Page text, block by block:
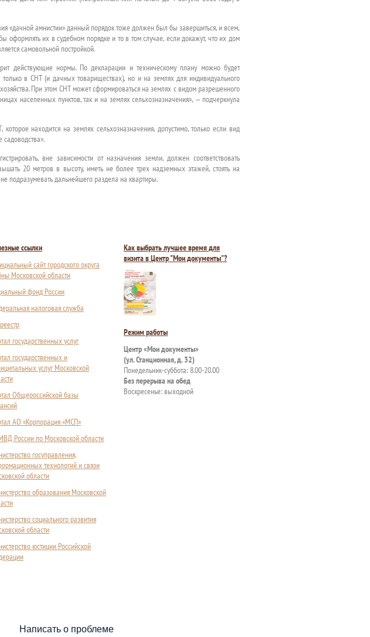
«дачной амнистии» данный порядок тоже должен был бы завершиться, и всем,
оформлять их в судебном порядке и то в том случае, если докажут, что их дом
самовольной постройкой.
действующие нормы. По декларации и техническому плану можно будет
в СНТ (и дачных товариществах), но и на землях для индивидуального
При этом СНТ может сформироваться на землях с видом разрешенного
населенных пунктов, так и на землях сельхозназначения», — подчеркнула
находится на землях сельхозназначения, допустимо, только если вид
садоводства».
вне зависимости от назначения земли, должен соответствовать
20 метров в высоту, иметь не более трех надземных этажей, стоять на
подразумевать дальнейшего раздела на квартиры.
ссылки
сайт городского округа
Московской области
фонд России
налоговая служба
государственных услуг
государственных и
услуг Московской
Общероссийской базы
АО «Корпорация «МСП»
России по Московской области
госуправления,
технологий и связи
области
образования Московской
социального развития
области
юстиции Российской
Как выбрать лучшее время для
визита в Центр "Мои документы"?
Режим работы
Центр «Мои документы»
(ул. Станционная, д. 32)
Понедельник-суббота: 8.00-20.00
Без перерыва на обед
Воскресенье: выходной
выплаты или пособия?
Написать о проблеме